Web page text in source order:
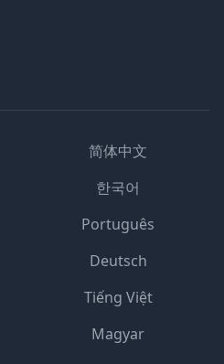
简体中文
한국어
Português
Deutsch
Tiếng Việt
Magyar